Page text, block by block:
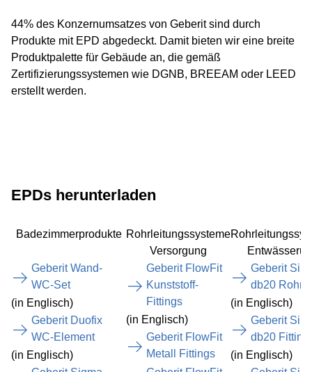
44% des Konzernumsatzes von Geberit sind durch
Produkte mit EPD abgedeckt. Damit bieten wir eine breite
Produktpalette für Gebäude an, die gemäß
Zertifizierungssystemen wie DGNB, BREEAM oder LEED
erstellt werden.
EPDs herunterladen
Badezimmerprodukte Rohrleitungssysteme
Versorgung
Geberit Wand-
WC-Set
(in Englisch)
Geberit Duofix
WC-Element
(in Englisch)
Geberit FlowFit
Kunststoff-
Fittings
(in Englisch)
Geberit FlowFit
Metall Fittings
Geberit
db20 Rohre
(in Englisch)
Geberit
db20
(in Englisch)